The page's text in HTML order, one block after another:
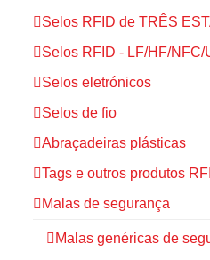
Selos RFID de TRÊS
Selos RFID - LF/HF/NFC/
Selos eletrónicos
Selos de fio
Abraçadeiras plásticas
Tags e outros produtos
Malas de segurança
Malas genéricas de